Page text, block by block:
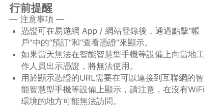
行前提醒
— 注意事項 —
憑證可在易遊網 App / 網站登錄後，通過點擊“帳
戶”中的“預訂”和“查看憑證”來顯示。
如果當天無法在智能智慧型手機等設備上向當地工
作人員出示憑證，將無法使用。
用於顯示憑證的URL需要在可以連接到互聯網的智
能智慧型手機等設備上顯示，請注意，在沒有WiFi
環境的地方可能無法訪問。